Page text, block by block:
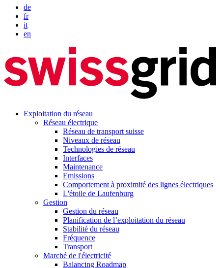
de
fr
it
en
Exploitation du réseau
Réseau électrique
Réseau de transport suisse
Niveaux de réseau
Technologies de réseau
Interfaces
Maintenance
Emissions
Comportement à proximité des lignes électriques
L'étoile de Laufenburg
Gestion
Gestion du réseau
Planification de l’exploitation du réseau
Stabilité du réseau
Fréquence
Transport
Marché de l'électricité
Balancing Roadmap